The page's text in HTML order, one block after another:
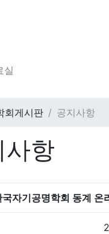
실
회게시판 공지사항
사항
자기공명학회 동계 온